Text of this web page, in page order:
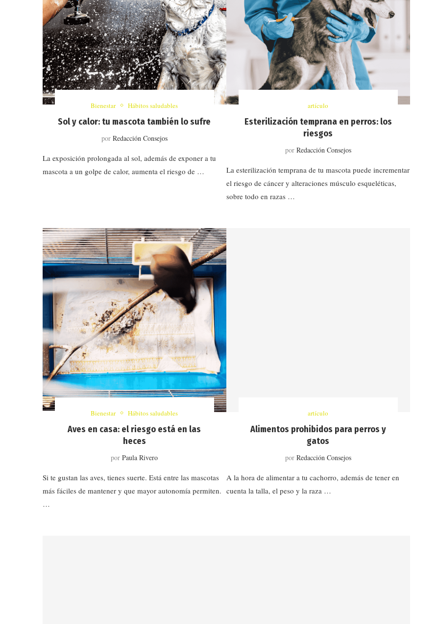
Bienestar Hábitos saludables
Sol y calor: tu mascota también lo sufre
por Redacción Consejos
La exposición prolongada al sol, además de exponer a tu
mascota a un golpe de calor, aumenta el riesgo de …
artículo
Esterilización temprana en perros: los
riesgos
por Redacción Consejos
La esterilización temprana de tu mascota puede incrementar
el riesgo de cáncer y alteraciones músculo esqueléticas,
sobre todo en razas …
Bienestar Hábitos saludables
Aves en casa: el riesgo está en las
heces
porPaula Rivero
Si te gustan las aves, tienes suerte. Está entre las mascotas
más fáciles de mantener y que mayor autonomía permiten.
…
artículo
Alimentos prohibidos para perros y
gatos
por Redacción Consejos
A la hora de alimentar a tu cachorro, además de tener en
cuenta la talla, el peso y la raza …